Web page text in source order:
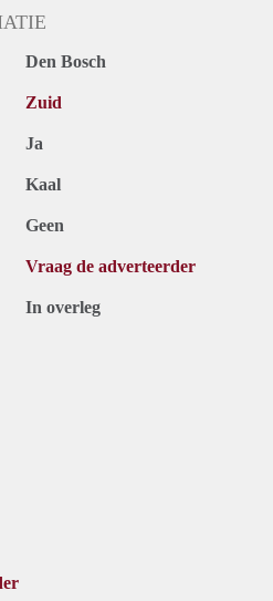
Den Bosch
Zuid
Ja
Kaal
Geen
Vraag de adverteerder
In overleg